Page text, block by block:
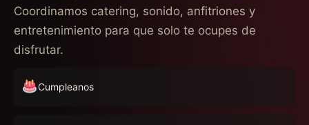
Coordinamos catering, sonido, anfitriones y
entretenimiento para que solo te ocupes de
disfrutar.
Cumpleanos